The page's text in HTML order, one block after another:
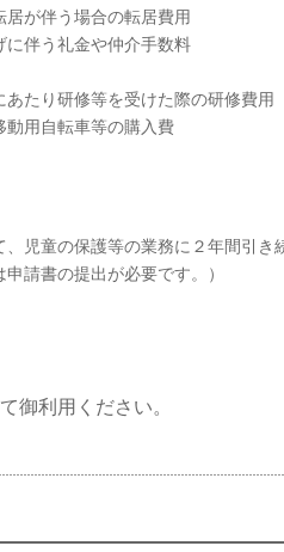
が伴う場合の転居費用
伴う礼金や仲介手数料
たり研修等を受けた際の研修費用
る移動用自転車等の購入費
児童の保護等の業務に２年間引き
請書の提出が必要です。）
御利用ください。